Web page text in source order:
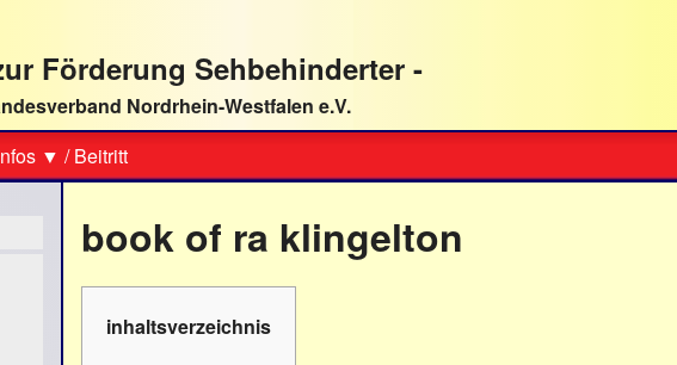
Förderung Sehbehinderter -
Nordrhein-Westfalen e.V.
▼ /Beitritt
book of ra klingelton
inhaltsverzeichnis